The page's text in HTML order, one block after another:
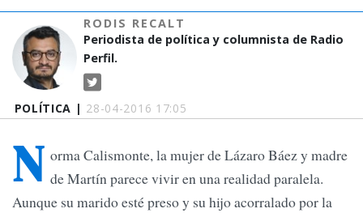
POLÍTICA | 28-04-2016 17:05
RODIS RECALT
Periodista de política y columnista de Radio
Perfil.
N orma Calismonte, la mujer de Lázaro Báez y madre
de Martín parece vivir en una realidad paralela.
Aunque su marido esté preso y su hijo acorralado por la